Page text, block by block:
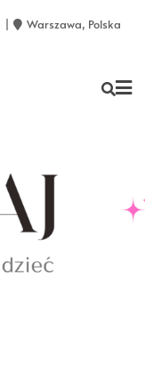
Warszawa, Polska